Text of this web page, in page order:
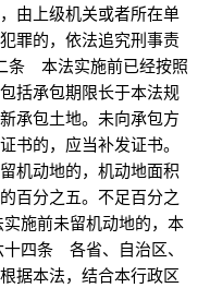
由上级机关或者所在单
罪的，依法追究刑事责
法实施前已经按照
括承包期限长于本法规
承包土地。未向承包方
书的，应当补发证书。
动地的，机动地面积
百分之五。不足百分之
施前未留机动地的，本
四条 各省、自治区、
据本法，结合本行政区